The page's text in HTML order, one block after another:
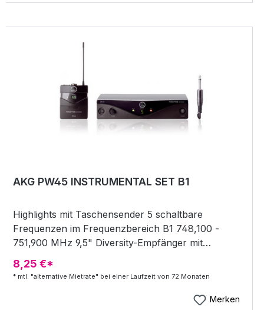
AKG PW45 INSTRUMENTAL SET B1
Highlights mit Taschensender 5 schaltbare
Frequenzen im Frequenzbereich B1 748,100 -
751,900 MHz 9,5" Diversity-Empfänger mit
integrierten Antennen regelbare
Ausgangslautstärke XLR out Taschensender
Anzeige knackfreier Schalter am Sender inkl.
8,25 €*
* mtl. "alternative Mietrate" bei einer Laufzeit von 72 Monaten
Merken